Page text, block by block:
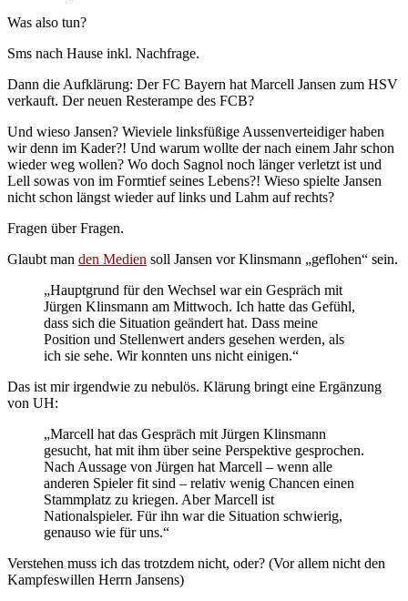
Was also tun?
Sms nach Hause inkl. Nachfrage.
Dann die Aufklärung: Der FC Bayern hat Marcell Jansen zum HSV
verkauft. Der neuen Resterampe des FCB?
Und wieso Jansen? Wieviele linksfüßige Aussenverteidiger haben
wir denn im Kader?! Und warum wollte der nach einem Jahr schon
wieder weg wollen? Wo doch Sagnol noch länger verletzt ist und
Lell sowas von im Formtief seines Lebens?! Wieso spielte Jansen
nicht schon längst wieder auf links und Lahm auf rechts?
Fragen über Fragen.
Glaubt man den Medien soll Jansen vor Klinsmann „geflohen“ sein.
„Hauptgrund für den Wechsel war ein Gespräch mit
Jürgen Klinsmann am Mittwoch. Ich hatte das Gefühl,
dass sich die Situation geändert hat. Dass meine
Position und Stellenwert anders gesehen werden, als
ich sie sehe. Wir konnten uns nicht einigen.“
Das ist mir irgendwie zu nebulös. Klärung bringt eine Ergänzung
von UH:
„Marcell hat das Gespräch mit Jürgen Klinsmann
gesucht, hat mit ihm über seine Perspektive gesprochen.
Nach Aussage von Jürgen hat Marcell – wenn alle
anderen Spieler fit sind – relativ wenig Chancen einen
Stammplatz zu kriegen. Aber Marcell ist
Nationalspieler. Für ihn war die Situation schwierig,
genauso wie für uns.“
Verstehen muss ich das trotzdem nicht, oder? (Vor allem nicht den
Kampfeswillen Herrn Jansens)